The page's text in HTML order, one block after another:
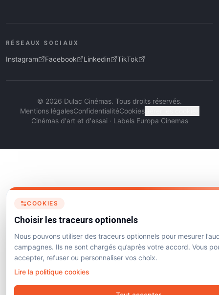
RÉSEAUX SOCIAUX
Instagram Facebook Linkedin TikTok
© 2026 Dulac Cinémas. Tous droits réservés.
Mentions légalesConfidentialitéCookiesGérer les cookies
Cinémas d'art et d'essai · Labels Europa Cinemas
COOKIES
Choisir les traceurs optionnels
Nous pouvons utiliser des traceurs optionnels pour mesurer
campagnes. Ils ne sont chargés qu’après votre accord. Vous
accepter, refuser ou personnaliser vos choix.
Lire la politique cookies